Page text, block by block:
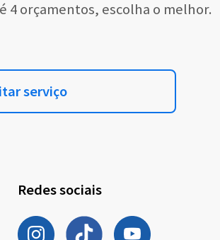
4 orçamentos, escolha o melhor.
serviço
Redes sociais